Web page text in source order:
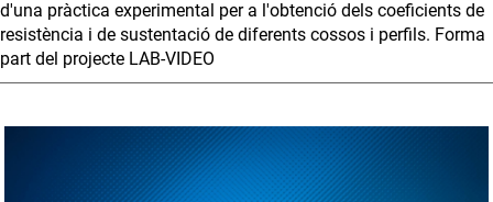
d'una pràctica experimental per a l'obtenció dels coeficients de
resistència i de sustentació de diferents cossos i perfils. Forma
part del projecte LAB-VIDEO